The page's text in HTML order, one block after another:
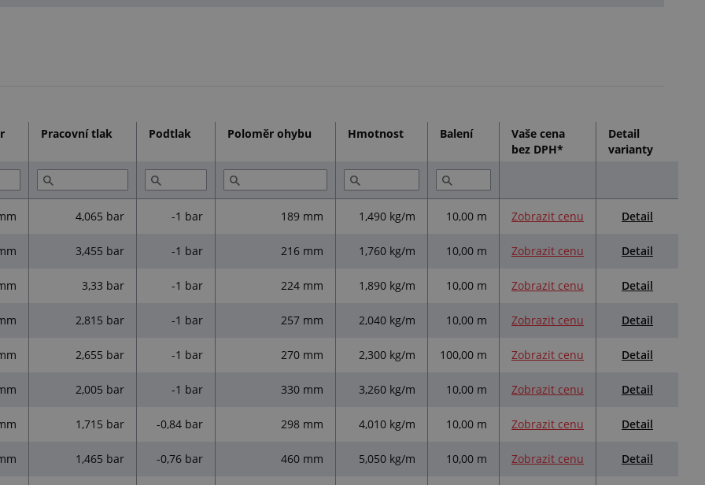
Pracovní tlak Podtlak Poloměr ohybu Hmotnost Balení
Vaše cena
bez DPH*
Detail
varianty
4,065 bar -1 bar 189 mm 1,490 kg/m 10,00 m Zobrazit cenu Detail
3,455 bar -1 bar 216 mm 1,760 kg/m 10,00 m Zobrazit cenu Detail
3,33 bar -1 bar 224 mm 1,890 kg/m 10,00 m Zobrazit cenu Detail
2,815 bar -1 bar 257 mm 2,040 kg/m 10,00 m Zobrazit cenu Detail
2,655 bar -1 bar 270 mm 2,300 kg/m 100,00 m Zobrazit cenu Detail
2,005 bar -1 bar 330 mm 3,260 kg/m 10,00 m Zobrazit cenu Detail
1,715 bar -0,84 bar 298 mm 4,010 kg/m 10,00 m Zobrazit cenu Detail
1,465 bar -0,76 bar 460 mm 5,050 kg/m 10,00 m Zobrazit cenu Detail